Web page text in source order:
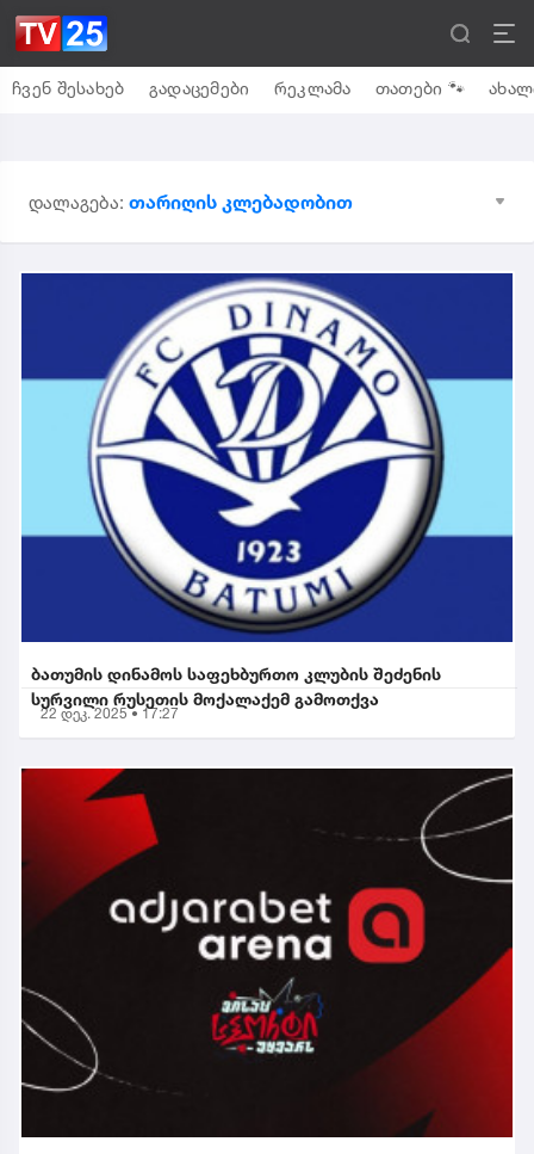
ჩვენ შესახებ გადაცემები რეკლამა თათები 🐾
დალაგება: თარიღის კლებადობით
ბათუმის დინამოს საფეხბურთო კლუბის შეძენის
სურვილი რუსეთის მოქალაქემ გამოთქვა
22 დეკ. 2025 • 17:27